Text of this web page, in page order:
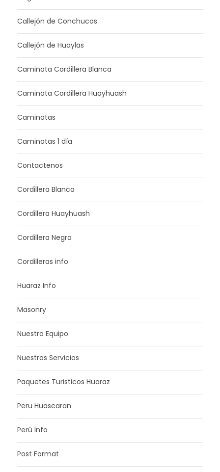
Callejón de Conchucos
Callejón de Huaylas
Caminata Cordillera Blanca
Caminata Cordillera Huayhuash
Caminatas
Caminatas 1 día
Contactenos
Cordillera Blanca
Cordillera Huayhuash
Cordillera Negra
Cordilleras info
Huaraz Info
Masonry
Nuestro Equipo
Nuestros Servicios
Paquetes Turisticos Huaraz
Peru Huascaran
Perú Info
Post Format